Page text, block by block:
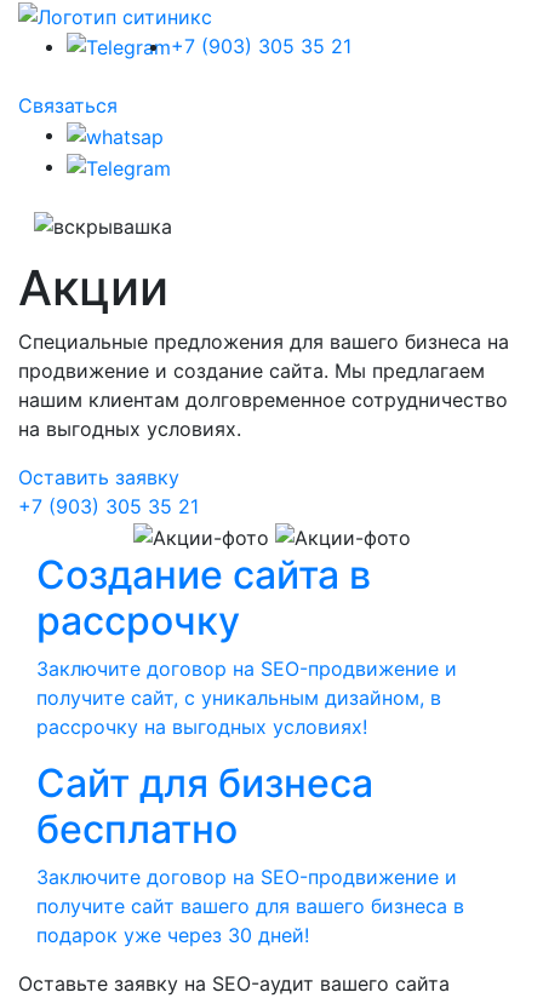
+7 (903) 305 35 21
Связаться
Акции
Специальные предложения для вашего бизнеса на
продвижение и создание сайта. Мы предлагаем
нашим клиентам долговременное сотрудничество
на выгодных условиях.
Оставить заявку
+7 (903) 305 35 21
Создание сайта в
рассрочку
Заключите договор на SEO-продвижение и
получите сайт, с уникальным дизайном, в
рассрочку на выгодных условиях!
Сайт для бизнеса
бесплатно
Заключите договор на SEO-продвижение и
получите сайт вашего для вашего бизнеса в
подарок уже через 30 дней!
Оставьте заявку на SEO-аудит вашего сайта